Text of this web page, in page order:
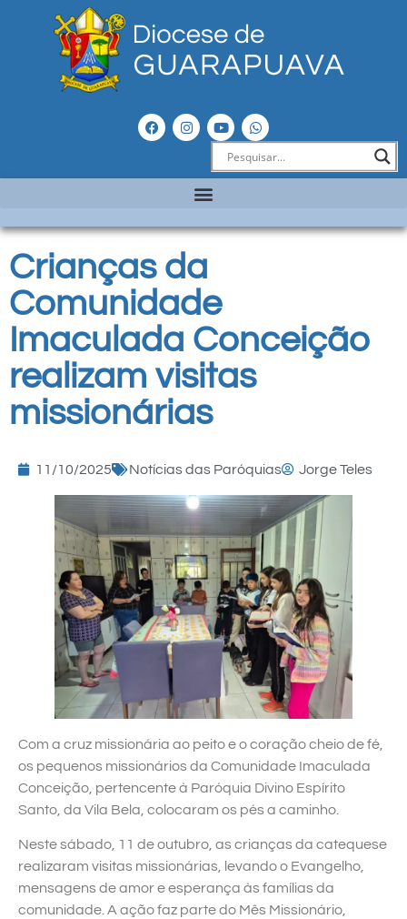
Crianças da
Comunidade
Imaculada Conceição
realizam visitas
missionárias
11/10/2025 Notícias das Paróquias Jorge Teles
Com a cruz missionária ao peito e o coração cheio de fé,
os pequenos missionários da Comunidade Imaculada
Conceição, pertencente à Paróquia Divino Espírito
Santo, da Vila Bela, colocaram os pés a caminho.
Neste sábado, 11 de outubro, as crianças da catequese
realizaram visitas missionárias, levando o Evangelho,
mensagens de amor e esperança às famílias da
comunidade. A ação faz parte do Mês Missionário,